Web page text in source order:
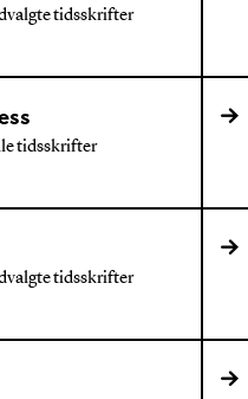
tidsskrifter
tidsskrifter
tidsskrifter